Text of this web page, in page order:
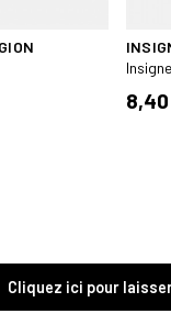
Insigne
Cliquez ici pour